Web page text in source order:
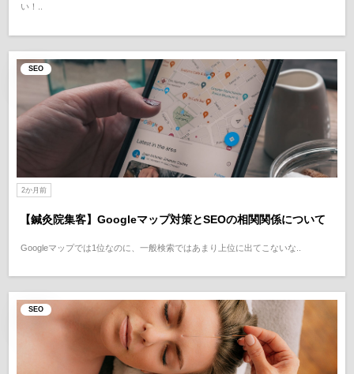
い！..
SEO
2か月前
【鍼灸院集客】Googleマップ対策とSEOの相関関係について
Googleマップでは1位なのに、一般検索ではあまり上位に出てこないな..
SEO